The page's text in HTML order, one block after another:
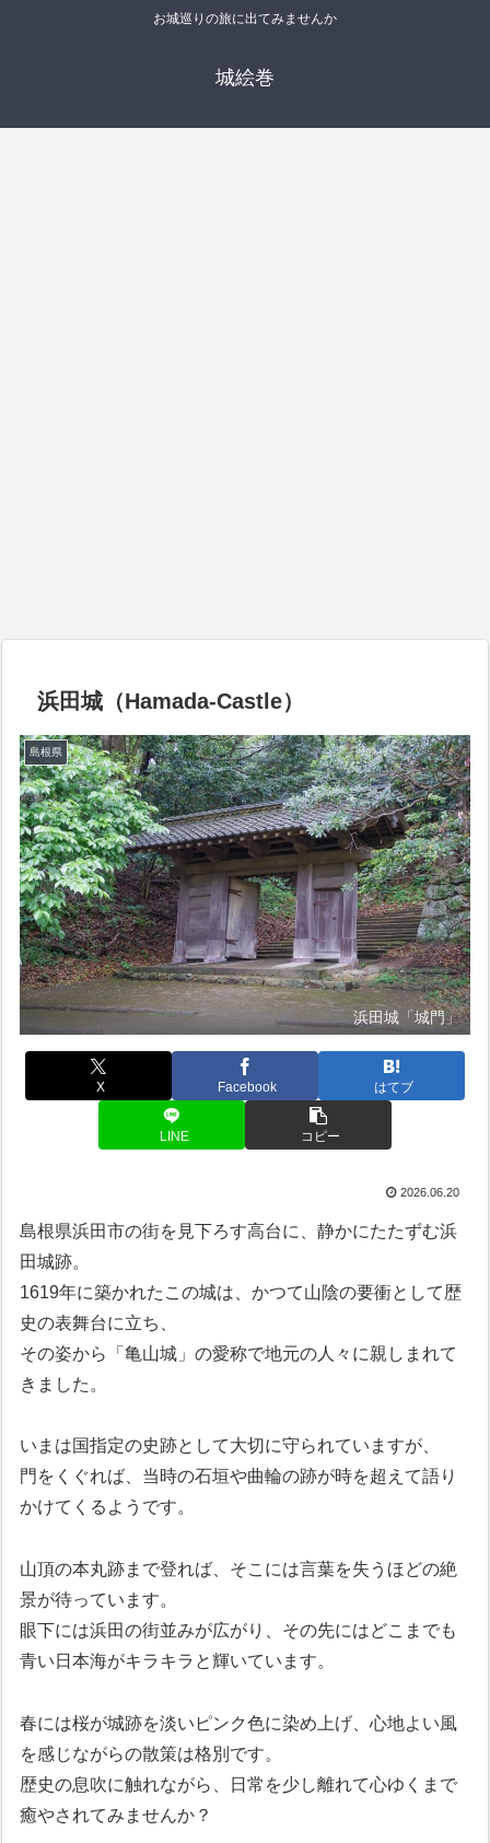
お城巡りの旅に出てみませんか
城絵巻
浜田城（Hamada-Castle）
島根県
浜田城「城門」
X Facebook はてブ
LINE コピー
2026.06.20
島根県浜田市の街を見下ろす高台に、静かにたたずむ浜
田城跡。
1619年に築かれたこの城は、かつて山陰の要衝として歴
史の表舞台に立ち、
その姿から「亀山城」の愛称で地元の人々に親しまれて
きました。
いまは国指定の史跡として大切に守られていますが、
門をくぐれば、当時の石垣や曲輪の跡が時を超えて語り
かけてくるようです。
山頂の本丸跡まで登れば、そこには言葉を失うほどの絶
景が待っています。
眼下には浜田の街並みが広がり、その先にはどこまでも
青い日本海がキラキラと輝いています。
春には桜が城跡を淡いピンク色に染め上げ、心地よい風
を感じながらの散策は格別です。
歴史の息吹に触れながら、日常を少し離れて心ゆくまで
癒やされてみませんか？